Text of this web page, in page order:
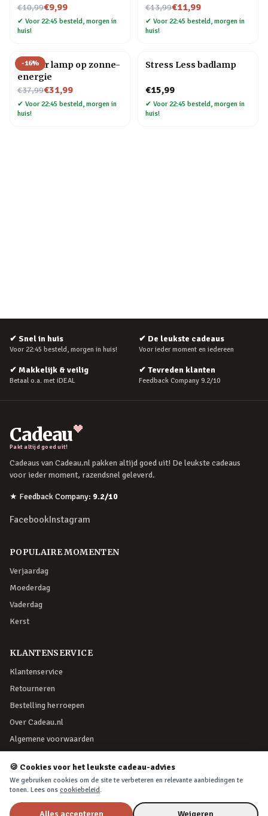
€10,99
Nu voor€9,99
✔ Voor 22:45 besteld, morgen in
huis!
€13,99
Nu voor€11,99
✔ Voor 22:45 besteld, morgen in
huis!
-16%
Sun Jar lamp op zonne-
energie
€37,99
Nu voor€31,99
✔ Voor 22:45 besteld, morgen in
huis!
Stress Less badlamp
€15,99
✔ Voor 22:45 besteld, morgen in
huis!
✔ Snel in huis
Voor 22:45 besteld, morgen in huis!
✔ De leukste cadeaus
Voor ieder moment en iedereen
✔ Makkelijk & veilig
Betaal o.a. met iDEAL
✔ Tevreden klanten
Feedback Company 9.2/10
Cadeau
Pakt altijd goed uit!
Cadeaus van Cadeau.nl pakken altijd goed uit! De leukste cadeaus
voor ieder moment, razendsnel geleverd.
★ Feedback Company: 9.2/10
FacebookInstagram
POPULAIRE MOMENTEN
Verjaardag
Moederdag
Vaderdag
Kerst
KLANTENSERVICE
Klantenservice
Retourneren
Bestelling herroepen
Over Cadeau.nl
Algemene voorwaarden
VEILIG BETALEN
🍪 Cookies voor het leukste cadeau-advies
We gebruiken cookies om de site te verbeteren en relevante aanbiedingen te
tonen. Lees ons cookiebeleid.
Alles accepteren Weigeren